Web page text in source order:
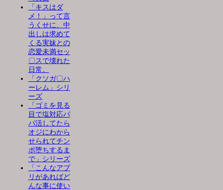
「キスはダ
メ！」って言
うくせに、中
出しは求めて
くる実妹との
恋愛未満セッ
〇スで壊れた
日常。
「クソガ〇ハ
ーレム」シリ
ーズ
「ゴミを見る
目で塩対応パ
パ活してたら
オジにわから
せられてチン
ポ堕ちするま
で」シリーズ
「こんなアプ
リがあればど
んな事に使い